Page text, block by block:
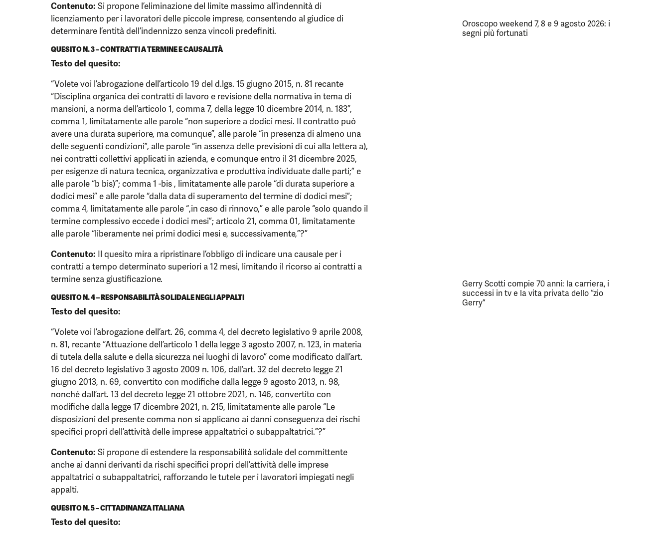
Contenuto: Si propone l’eliminazione del limite massimo all’indennità di
licenziamento per i lavoratori delle piccole imprese, consentendo al giudice di
determinare l’entità dell’indennizzo senza vincoli predefiniti.
QUESITO N. 3 – CONTRATTI A TERMINE E CAUSALITÀ
Testo del quesito:
“Volete voi l’abrogazione dell’articolo 19 del d.lgs. 15 giugno 2015, n. 81 recante
“Disciplina organica dei contratti di lavoro e revisione della normativa in tema di
mansioni, a norma dell’articolo 1, comma 7, della legge 10 dicembre 2014, n. 183”,
comma 1, limitatamente alle parole “non superiore a dodici mesi. Il contratto può
avere una durata superiore, ma comunque”, alle parole “in presenza di almeno una
delle seguenti condizioni”, alle parole “in assenza delle previsioni di cui alla lettera a),
nei contratti collettivi applicati in azienda, e comunque entro il 31 dicembre 2025,
per esigenze di natura tecnica, organizzativa e produttiva individuate dalle parti;” e
alle parole “b bis)”; comma 1 -bis , limitatamente alle parole “di durata superiore a
dodici mesi” e alle parole “dalla data di superamento del termine di dodici mesi”;
comma 4, limitatamente alle parole “,in caso di rinnovo,” e alle parole “solo quando il
termine complessivo eccede i dodici mesi”; articolo 21, comma 01, limitatamente
alle parole “liberamente nei primi dodici mesi e, successivamente,”?”
Contenuto: Il quesito mira a ripristinare l’obbligo di indicare una causale per i
contratti a tempo determinato superiori a 12 mesi, limitando il ricorso ai contratti a
termine senza giustificazione.
QUESITO N. 4 – RESPONSABILITÀ SOLIDALE NEGLI APPALTI
Testo del quesito:
“Volete voi l’abrogazione dell’art. 26, comma 4, del decreto legislativo 9 aprile 2008,
n. 81, recante “Attuazione dell’articolo 1 della legge 3 agosto 2007, n. 123, in materia
di tutela della salute e della sicurezza nei luoghi di lavoro” come modificato dall’art.
16 del decreto legislativo 3 agosto 2009 n. 106, dall’art. 32 del decreto legge 21
giugno 2013, n. 69, convertito con modifiche dalla legge 9 agosto 2013, n. 98,
nonché dall’art. 13 del decreto legge 21 ottobre 2021, n. 146, convertito con
modifiche dalla legge 17 dicembre 2021, n. 215, limitatamente alle parole “Le
disposizioni del presente comma non si applicano ai danni conseguenza dei rischi
specifici propri dell’attività delle imprese appaltatrici o subappaltatrici.”?”
Contenuto: Si propone di estendere la responsabilità solidale del committente
anche ai danni derivanti da rischi specifici propri dell’attività delle imprese
appaltatrici o subappaltatrici, rafforzando le tutele per i lavoratori impiegati negli
appalti.
QUESITO N. 5 – CITTADINANZA ITALIANA
Testo del quesito:
Oroscopo weekend 7, 8 e 9 agosto 2026: i
segni più fortunati
Gerry Scotti compie 70 anni: la carriera, i
successi in tv e la vita privata dello “zio
Gerry”